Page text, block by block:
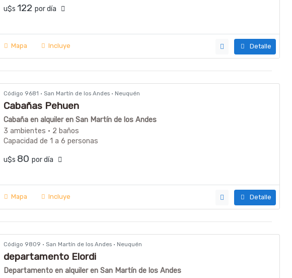
u$s 122 por día
Mapa Incluye Detalle
Código 9681 · San Martín de los Andes · Neuquén
Cabañas Pehuen
Cabaña en alquiler en San Martín de los Andes
3 ambientes · 2 baños
Capacidad de 1 a 6 personas
u$s 80 por día
Mapa Incluye Detalle
Código 9809 · San Martín de los Andes · Neuquén
departamento Elordi
Departamento en alquiler en San Martín de los Andes